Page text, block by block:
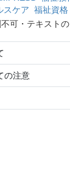
スケア 福祉資格
可・テキスト
の注意